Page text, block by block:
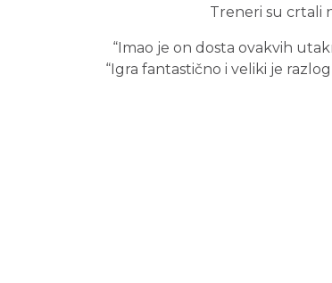
Treneri su crtali
“Imao je on dosta ovakvih
“Igra fantastično i veliki je